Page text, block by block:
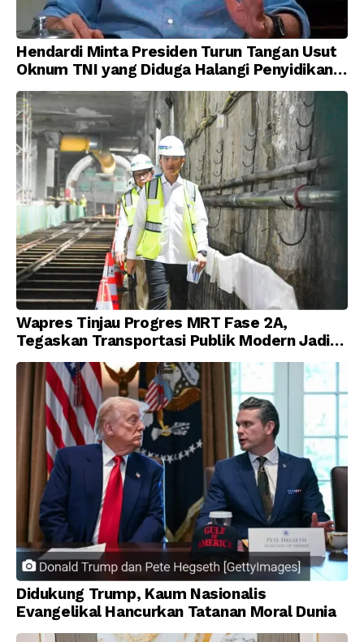
Hendardi Minta Presiden Turun Tangan Usut
Oknum TNI yang Diduga Halangi Penyidikan
Korupsi
Wapres Tinjau Progres MRT Fase 2A,
Tegaskan Transportasi Publik Modern Jadi
Prioritas Nasional
Didukung Trump, Kaum Nasionalis
Evangelikal Hancurkan Tatanan Moral Dunia